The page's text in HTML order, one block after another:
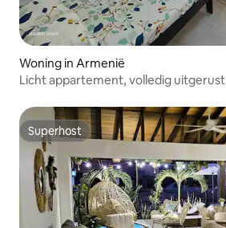
Woning in Armenië
Licht appartement, volledig uitgerust
Superhost
Superhost